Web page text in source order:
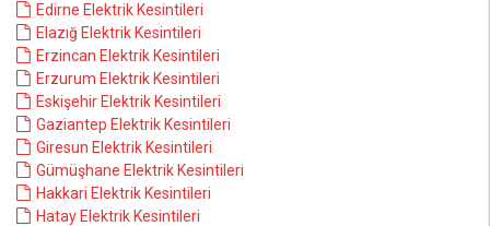
Edirne Elektrik Kesintileri
Elazığ Elektrik Kesintileri
Erzincan Elektrik Kesintileri
Erzurum Elektrik Kesintileri
Eskişehir Elektrik Kesintileri
Gaziantep Elektrik Kesintileri
Giresun Elektrik Kesintileri
Gümüşhane Elektrik Kesintileri
Hakkari Elektrik Kesintileri
Hatay Elektrik Kesintileri